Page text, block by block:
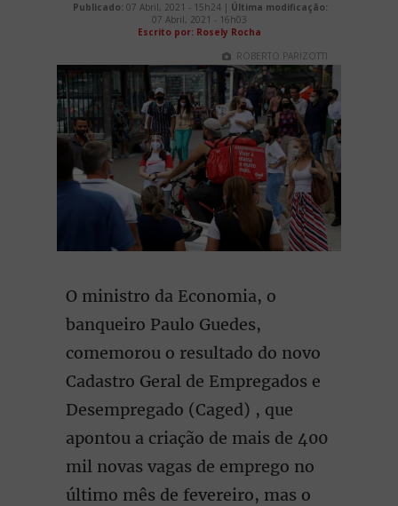
Publicado: 07 Abril, 2021 - 15h24 | Última modificação:
07 Abril, 2021 - 16h03
Escrito por: Rosely Rocha
ROBERTO PARIZOTTI
O ministro da Economia, o
banqueiro Paulo Guedes,
comemorou o resultado do novo
Cadastro Geral de Empregados e
Desempregado (Caged) , que
apontou a criação de mais de 400
mil novas vagas de emprego no
último mês de fevereiro, mas o